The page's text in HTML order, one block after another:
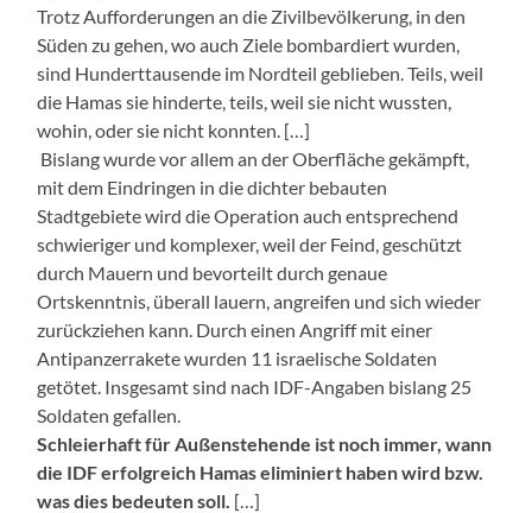
Trotz Aufforderungen an die Zivilbevölkerung, in den
Süden zu gehen, wo auch Ziele bombardiert wurden,
sind Hunderttausende im Nordteil geblieben. Teils, weil
die Hamas sie hinderte, teils, weil sie nicht wussten,
wohin, oder sie nicht konnten. […]
Bislang wurde vor allem an der Oberfläche gekämpft,
mit dem Eindringen in die dichter bebauten
Stadtgebiete wird die Operation auch entsprechend
schwieriger und komplexer, weil der Feind, geschützt
durch Mauern und bevorteilt durch genaue
Ortskenntnis, überall lauern, angreifen und sich wieder
zurückziehen kann. Durch einen Angriff mit einer
Antipanzerrakete wurden 11 israelische Soldaten
getötet. Insgesamt sind nach IDF-Angaben bislang 25
Soldaten gefallen.
Schleierhaft für Außenstehende ist noch immer, wann
die IDF erfolgreich Hamas eliminiert haben wird bzw.
was dies bedeuten soll. […]